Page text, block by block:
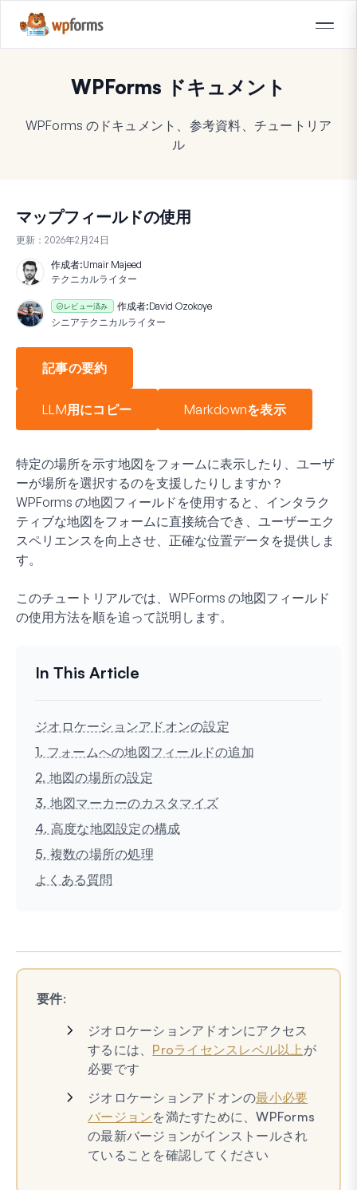
WPForms ドキュメント
WPForms のドキュメント、参考資料、チュートリア
ル
マップフィールドの使用
更新： 2026年2月24日
作成者:Umair Majeed
テクニカルライター
レビュー済み 作成者:David Ozokoye
シニアテクニカルライター
記事の要約
LLM用にコピー Markdownを表示
特定の場所を示す地図をフォームに表示したり、ユーザ
ーが場所を選択するのを支援したりしますか？
WPForms の地図フィールドを使用すると、インタラク
ティブな地図をフォームに直接統合でき、ユーザーエク
スペリエンスを向上させ、正確な位置データを提供しま
す。
このチュートリアルでは、WPForms の地図フィールド
の使用方法を順を追って説明します。
ジオロケーションアドオンの設定
1. フォームへの地図フィールドの追加
2. 地図の場所の設定
3. 地図マーカーのカスタマイズ
4. 高度な地図設定の構成
5. 複数の場所の処理
よくある質問
要件:
ジオロケーションアドオンにアクセス
するには、 Proライセンスレベル以上 が
必要です
ジオロケーションアドオンの最小必要
バージョンを満たすために、WPForms
の最新バージョンがインストールされ
ていることを確認してください